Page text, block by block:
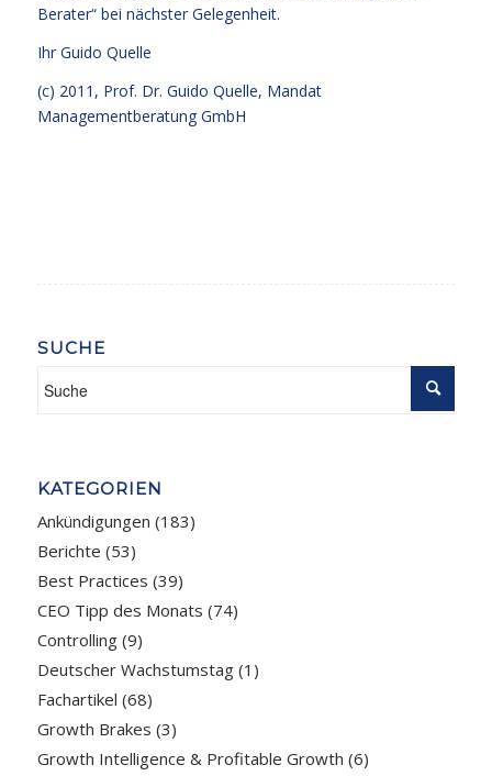
Berater“ bei nächster Gelegenheit.
Ihr Guido Quelle
(c) 2011, Prof. Dr. Guido Quelle, Mandat
Managementberatung GmbH
SUCHE
KATEGORIEN
Ankündigungen (183)
Berichte (53)
Best Practices (39)
CEO Tipp des Monats (74)
Controlling(9)
Deutscher Wachstumstag(1)
Fachartikel (68)
Growth Brakes (3)
Growth Intelligence & Profitable Growth (6)